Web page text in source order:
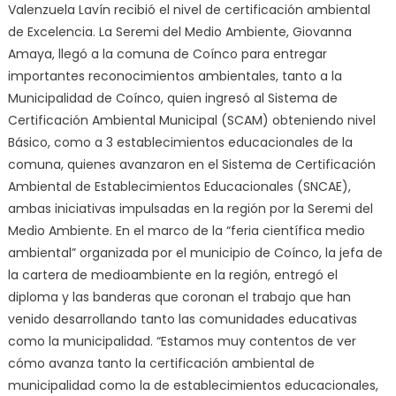
Valenzuela Lavín recibió el nivel de certificación ambiental
de Excelencia. La Seremi del Medio Ambiente, Giovanna
Amaya, llegó a la comuna de Coínco para entregar
importantes reconocimientos ambientales, tanto a la
Municipalidad de Coínco, quien ingresó al Sistema de
Certificación Ambiental Municipal (SCAM) obteniendo nivel
Básico, como a 3 establecimientos educacionales de la
comuna, quienes avanzaron en el Sistema de Certificación
Ambiental de Establecimientos Educacionales (SNCAE),
ambas iniciativas impulsadas en la región por la Seremi del
Medio Ambiente. En el marco de la “feria científica medio
ambiental” organizada por el municipio de Coínco, la jefa de
la cartera de medioambiente en la región, entregó el
diploma y las banderas que coronan el trabajo que han
venido desarrollando tanto las comunidades educativas
como la municipalidad. “Estamos muy contentos de ver
cómo avanza tanto la certificación ambiental de
municipalidad como la de establecimientos educacionales,